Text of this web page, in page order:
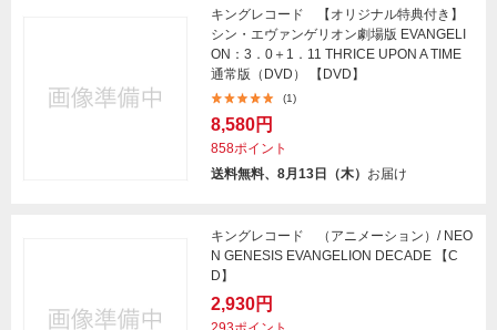
キングレコード 【オリジナル特典付き】
シン・エヴァンゲリオン劇場版 EVANGELI
ON：3．0＋1．11 THRICE UPON A TIME
通常版（DVD） 【DVD】
(1)
8,580円
858ポイント
送料無料、8月13日（木） お届け
キングレコード （アニメーション）/ NEO
N GENESIS EVANGELION DECADE 【C
D】
2,930円